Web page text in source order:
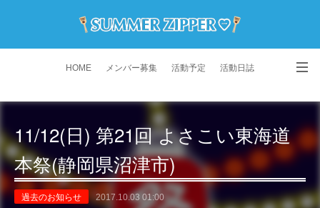
HOME メンバー募集 活動予定 活動日誌
演舞動画 よくある質問 Instagram
11/12(日) 第21回 よさこい東海道
本祭(静岡県沼津市)
過去のお知らせ 2017.10.03 01:00